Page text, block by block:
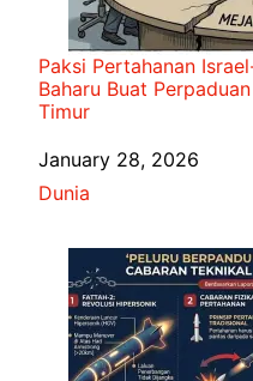
Paksi Pertahanan
Baharu Buat
Timur
Date
January 28, 2026
In relation to
Dunia